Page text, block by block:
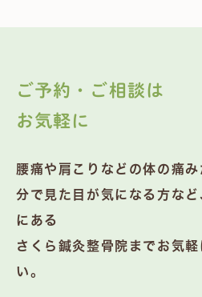
ご予約・ご相談は
お気軽に
腰痛や肩こりなどの体の痛
分で見た目が気になる方な
にある
さくら鍼灸整骨院までお気
い。